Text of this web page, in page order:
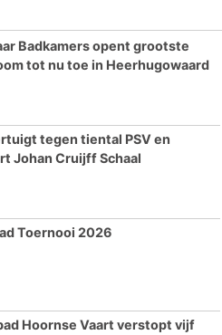
Badkamers opent grootste
tot nu toe in Heerhugowaard
tegen tiental PSV en
Johan Cruijff Schaal
Toernooi 2026
Hoornse Vaart verstopt vijf